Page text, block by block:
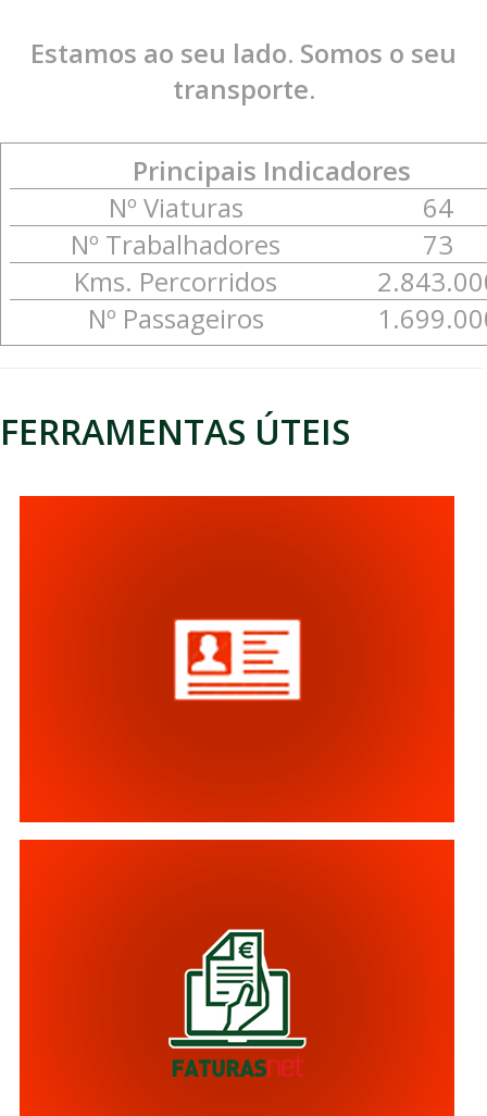
Estamos ao seu lado. Somos o seu
transporte.
Principais Indicadores
Nº Viaturas
64
Nº Trabalhadores
73
Kms. Percorridos
Nº Passageiros
FERRAMENTAS ÚTEIS